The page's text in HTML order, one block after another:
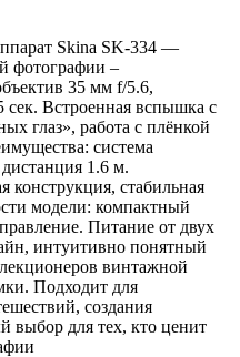
Skina SK-334 —
фотографии –
35 мм f/5.6,
Встроенная вспышка с
глаз», работа с плёнкой
система
1.6 м.
конструкция, стабильная
модели: компактный
Питание от двух
интуитивно понятный
винтажной
Подходит для
создания
выбор для тех, кто ценит